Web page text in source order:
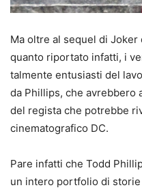
Ma oltre al sequel di
quanto riportato infatti, i
talmente entusiasti del
da Phillips, che avrebbero
del regista che potrebbe
cinematografico DC.
Pare infatti che Todd
un intero portfolio di storie